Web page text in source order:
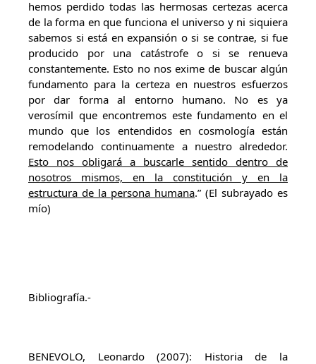
hemos perdido todas las hermosas certezas acerca
de la forma en que funciona el universo y ni siquiera
sabemos si está en expansión o si se contrae, si fue
producido por una catástrofe o si se renueva
constantemente. Esto no nos exime de buscar algún
fundamento para la certeza en nuestros esfuerzos
por dar forma al entorno humano. No es ya
verosímil que encontremos este fundamento en el
mundo que los entendidos en cosmología están
remodelando continuamente a nuestro alrededor.
Esto nos obligará a buscarle sentido dentro de
nosotros mismos, en la constitución y en la
estructura de la persona humana.” (El subrayado es
mío)
Bibliografía.-
BENEVOLO, Leonardo (2007): Historia de la